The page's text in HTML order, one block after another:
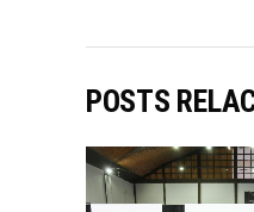
POSTS